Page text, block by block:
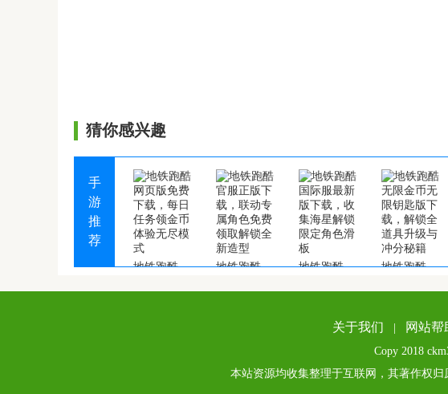
猜你感兴趣
手
游
推
荐
地铁跑酷网页版免费下载，每日任务领金币体验无尽模式 地铁跑酷官服正版下载，联动专属角色免费领取解锁全新造型 地铁跑酷国际服最新版下载，收集海星解锁限定角色滑板 地铁跑酷无限金币无限钥匙版下载，解锁全道具升级与冲分秘籍
关于我们 网站帮
Copy 2018
本站资源均收集整理于互联网，其著作权